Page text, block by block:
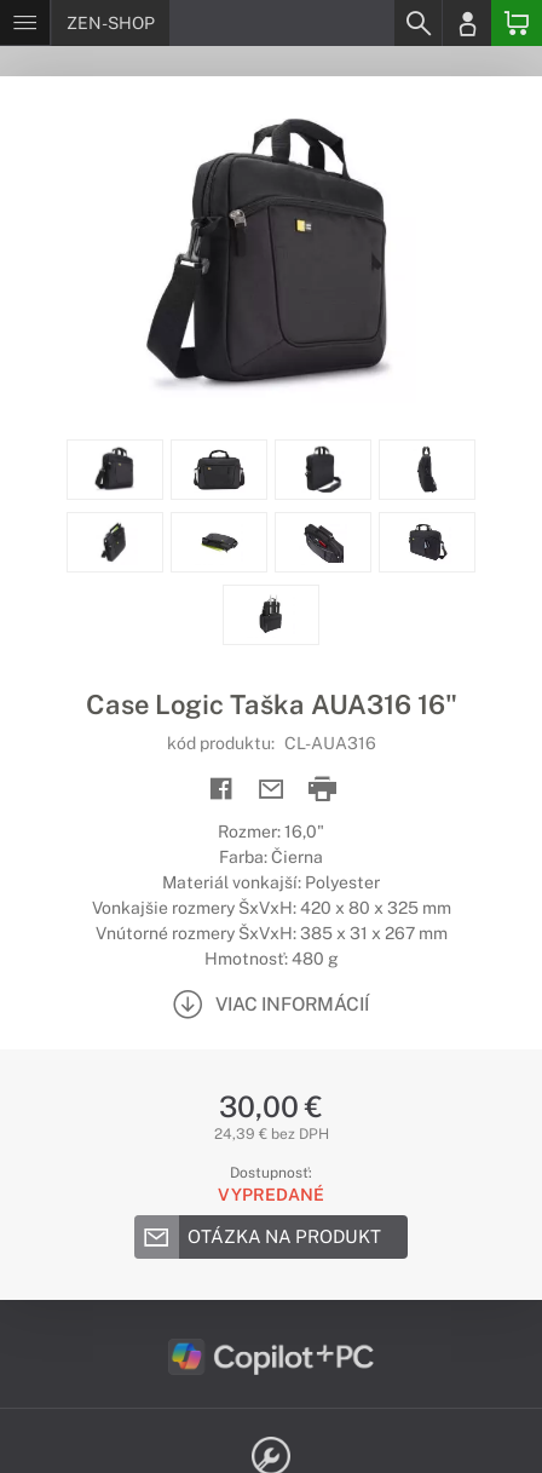
ZEN-SHOP
Case Logic Taška AUA316 16"
kód produktu: CL-AUA316
Rozmer: 16,0"
Farba: Čierna
Materiál vonkajší: Polyester
Vonkajšie rozmery ŠxVxH: 420 x 80 x 325 mm
Vnútorné rozmery ŠxVxH: 385 x 31 x 267 mm
Hmotnosť: 480 g
VIAC INFORMÁCIÍ
30,00 €
24,39 € bez DPH
Dostupnosť:
VYPREDANÉ
OTÁZKA NA PRODUKT